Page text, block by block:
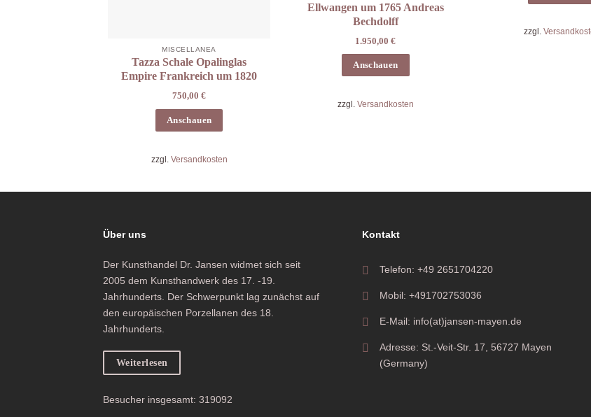
MISCELLANEA
Tazza Schale Opalinglas
Empire Frankreich um 1820
750,00€
Anschauen
zzgl. Versandkosten
Ellwangen um 1765 Andreas
Bechdolff
1.950,00€
Anschauen
zzgl. Versandkosten
zzgl.
Über uns
Der Kunsthandel Dr. Jansen widmet sich seit
2005 dem Kunsthandwerk des 17. -19.
Jahrhunderts. Der Schwerpunkt lag zunächst auf
den europäischen Porzellanen des 18.
Jahrhunderts.
Weiterlesen
Besucher insgesamt: 319092
Kontakt
Telefon: +49 2651704220
Mobil: +491702753036
E-Mail: info(at)jansen-mayen.de
Adresse: St.-Veit-Str. 17, 56727 Mayen
(Germany)